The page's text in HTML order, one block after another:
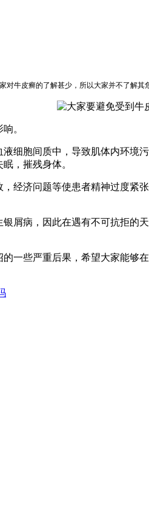
对牛皮癣的了解甚少，所以大家并不了解
。
细胞间质中，导致肌体内环
，摧残身体。
经济问题等使患者精神过度
屑病，因此在遇有不可抗拒
一些严重后果，希望大家能够